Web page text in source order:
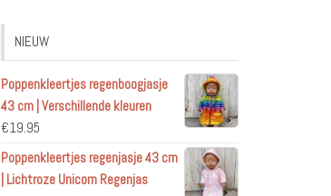
NIEUW
Poppenkleertjes regenboogjasje
43 cm | Verschillende kleuren
€19.95
Poppenkleertjes regenjasje 43 cm
| Lichtroze Unicorn Regenjas